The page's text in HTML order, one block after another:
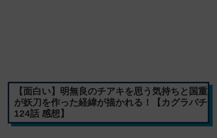
【面白い】明無良のチアキを思う気持ちと国重
が妖刀を作った経緯が描かれる！【カグラバチ
124話 感想】